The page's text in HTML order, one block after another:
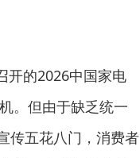
的2026中国家电
。但由于缺乏统一
传五花八门，消费者